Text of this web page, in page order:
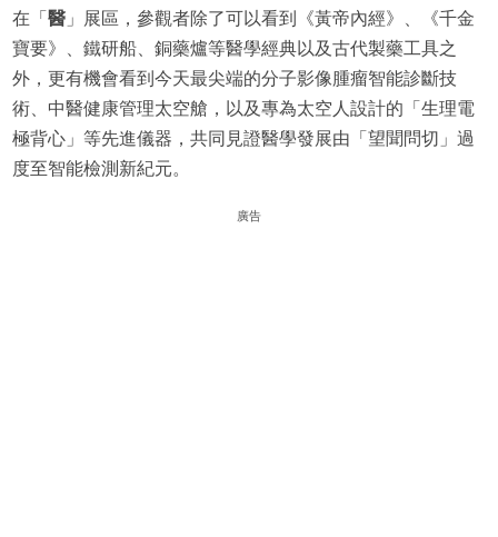
在「 醫」展區，參觀者除了可以看到《黃帝內經》、《千金
寶要》、鐵研船、銅藥爐等醫學經典以及古代製藥工具之
外，更有機會看到今天最尖端的分子影像腫瘤智能診斷技
術、中醫健康管理太空艙，以及專為太空人設計的「生理電
極背心」等先進儀器，共同見證醫學發展由「望聞問切」過
度至智能檢測新紀元。
廣告